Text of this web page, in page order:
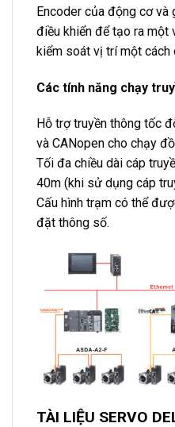
Encoder của động cơ
điều khiển để tạo ra một
kiểm soát vị trí một cách
Các tính năng chạy
Hỗ trợ truyền thông tốc
và CANopen cho chạy
Tối đa chiều dài cáp
40m (khi sử dụng cáp
Cấu hình trạm có thể
đặt thông số.
TÀI LIỆU SERVO